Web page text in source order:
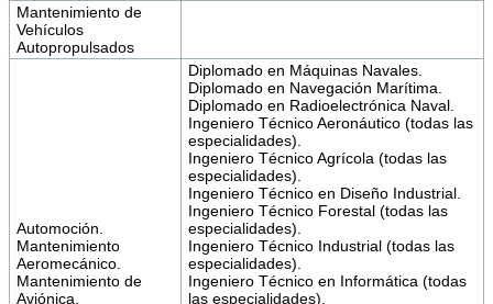
Mantenimiento de
Vehículos
Autopropulsados
Automoción.
Mantenimiento
Aeromecánico.
Mantenimiento de
Aviónica.
Diplomado en Máquinas Navales.
Diplomado en Navegación Marítima.
Diplomado en Radioelectrónica Naval.
Ingeniero Técnico Aeronáutico (todas las
especialidades).
Ingeniero Técnico Agrícola (todas las
especialidades).
Ingeniero Técnico en Diseño Industrial.
Ingeniero Técnico Forestal (todas las
especialidades).
Ingeniero Técnico Industrial (todas las
especialidades).
Ingeniero Técnico en Informática (todas
las especialidades).